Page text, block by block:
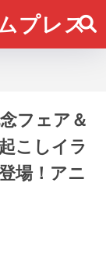
プレス
フェア＆
こしイラ
場！アニ